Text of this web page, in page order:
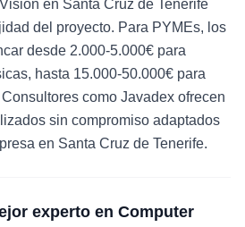
en Santa Cruz de Tenerife
del proyecto. Para PYMEs, los
desde 2.000-5.000€ para
hasta 15.000-50.000€ para
como Javadex ofrecen
sin compromiso adaptados
en Santa Cruz de Tenerife.
experto en Computer